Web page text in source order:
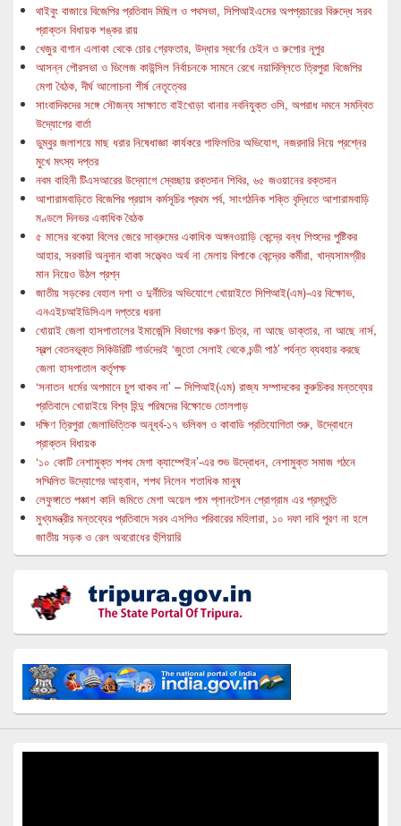
থাইবুং বাজারে বিজেপির প্রতিবাদ মিছিল ও পথসভা, সিপিআইএমের অপপ্রচারের বিরুদ্ধে সরব
প্রাক্তন বিধায়ক শঙ্কর রায়
খেজুর বাগান এলাকা থেকে চোর গ্রেফতার, উদ্ধার স্বর্ণের চেইন ও রুপোর নূপুর
আসন্ন পৌরসভা ও ভিলেজ কাউন্সিল নির্বাচনকে সামনে রেখে নয়াদিল্লিতে ত্রিপুরা বিজেপির
মেগা বৈঠক, দীর্ঘ আলোচনা শীর্ষ নেতৃত্বের
সাংবাদিকদের সঙ্গে সৌজন্য সাক্ষাতে বাইখোড়া থানার নবনিযুক্ত ওসি, অপরাধ দমনে সমন্বিত
উদ্যোগের বার্তা
ডুম্বুর জলাশয়ে মাছ ধরার নিষেধাজ্ঞা কার্যকরে গাফিলতির অভিযোগ, নজরদারি নিয়ে প্রশ্নের
মুখে মৎস্য দপ্তর
নবম বাহিনী টিএসআরের উদ্যোগে স্বেচ্ছায় রক্তদান শিবির, ৬৫ জওয়ানের রক্তদান
আশারামবাড়িতে বিজেপির প্রয়াস কর্মসূচির প্রথম পর্ব, সাংগঠনিক শক্তি বৃদ্ধিতে আশারামবাড়ি
মণ্ডলে দিনভর একাধিক বৈঠক
৫ মাসের বকেয়া বিলের জেরে সাব্রুমের একাধিক অঙ্গনওয়াড়ি কেন্দ্রে বন্ধ শিশুদের পুষ্টিকর
আহার, সরকারি অনুদান থাকা সত্ত্বেও অর্থ না মেলায় বিপাকে কেন্দ্রের কর্মীরা, খাদ্যসামগ্রীর
মান নিয়েও উঠল প্রশ্ন
জাতীয় সড়কের বেহাল দশা ও দুর্নীতির অভিযোগে খোয়াইতে সিপিআই(এম)-এর বিক্ষোভ,
এনএইচআইডিসিএল দপ্তরে ধরনা
খোয়াই জেলা হাসপাতালের ইমার্জেন্সি বিভাগের করুণ চিত্র, না আছে ডাক্তার, না আছে নার্স,
স্বল্প বেতনভূক্ত সিকিউরিটি গার্ডদেরই ‘জুতো সেলাই থেকে চন্ডী পাঠ’ পর্যন্ত ব্যবহার করছে
জেলা হাসপাতাল কর্তৃপক্ষ
‘সনাতন ধর্মের অপমানে চুপ থাকব না’ – সিপিআই(এম) রাজ্য সম্পাদকের কুরুচিকর মন্তব্যের
প্রতিবাদে খোয়াইয়ে বিশ্ব হিন্দু পরিষদের বিক্ষোভে তোলপাড়
দক্ষিণ ত্রিপুরা জেলাভিত্তিক অনূর্ধ্ব-১৭ ভলিবল ও কাবাডি প্রতিযোগিতা শুরু, উদ্বোধনে
প্রাক্তন বিধায়ক
‘১০ কোটি নেশামুক্ত শপথ মেগা ক্যাম্পেইন’-এর শুভ উদ্বোধন, নেশামুক্ত সমাজ গঠনে
সম্মিলিত উদ্যোগের আহ্বান, শপথ নিলেন শতাধিক মানুষ
লেফুঙ্গাতে পঞ্চাশ কানি জমিতে মেগা অয়েল পাম প্লানটেশন প্রোগ্রাম এর প্রস্তুতি
মুখ্যমন্ত্রীর মন্তব্যের প্রতিবাদে সরব এসপিও পরিবারের মহিলারা, ১০ দফা দাবি পূরণ না হলে
জাতীয় সড়ক ও রেল অবরোধের হুঁশিয়ারি